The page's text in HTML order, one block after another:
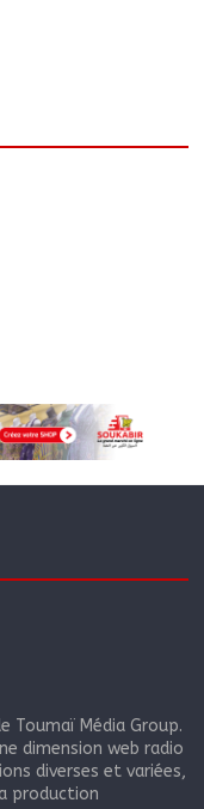
Toumaï Média Group.
dimension web radio
diverses et variées,
production